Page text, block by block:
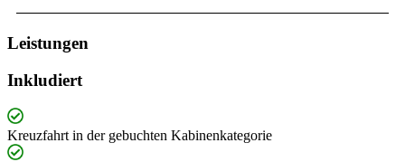
Leistungen
Inkludiert
Kreuzfahrt in der gebuchten Kabinenkategorie